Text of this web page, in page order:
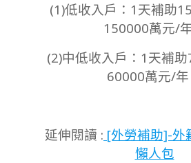
(1)低收入戶：1天補助
150000萬元/
(2)中低收入戶：1天補
60000萬元/年
延伸閱讀 : [外勞補助]-外
懶人包